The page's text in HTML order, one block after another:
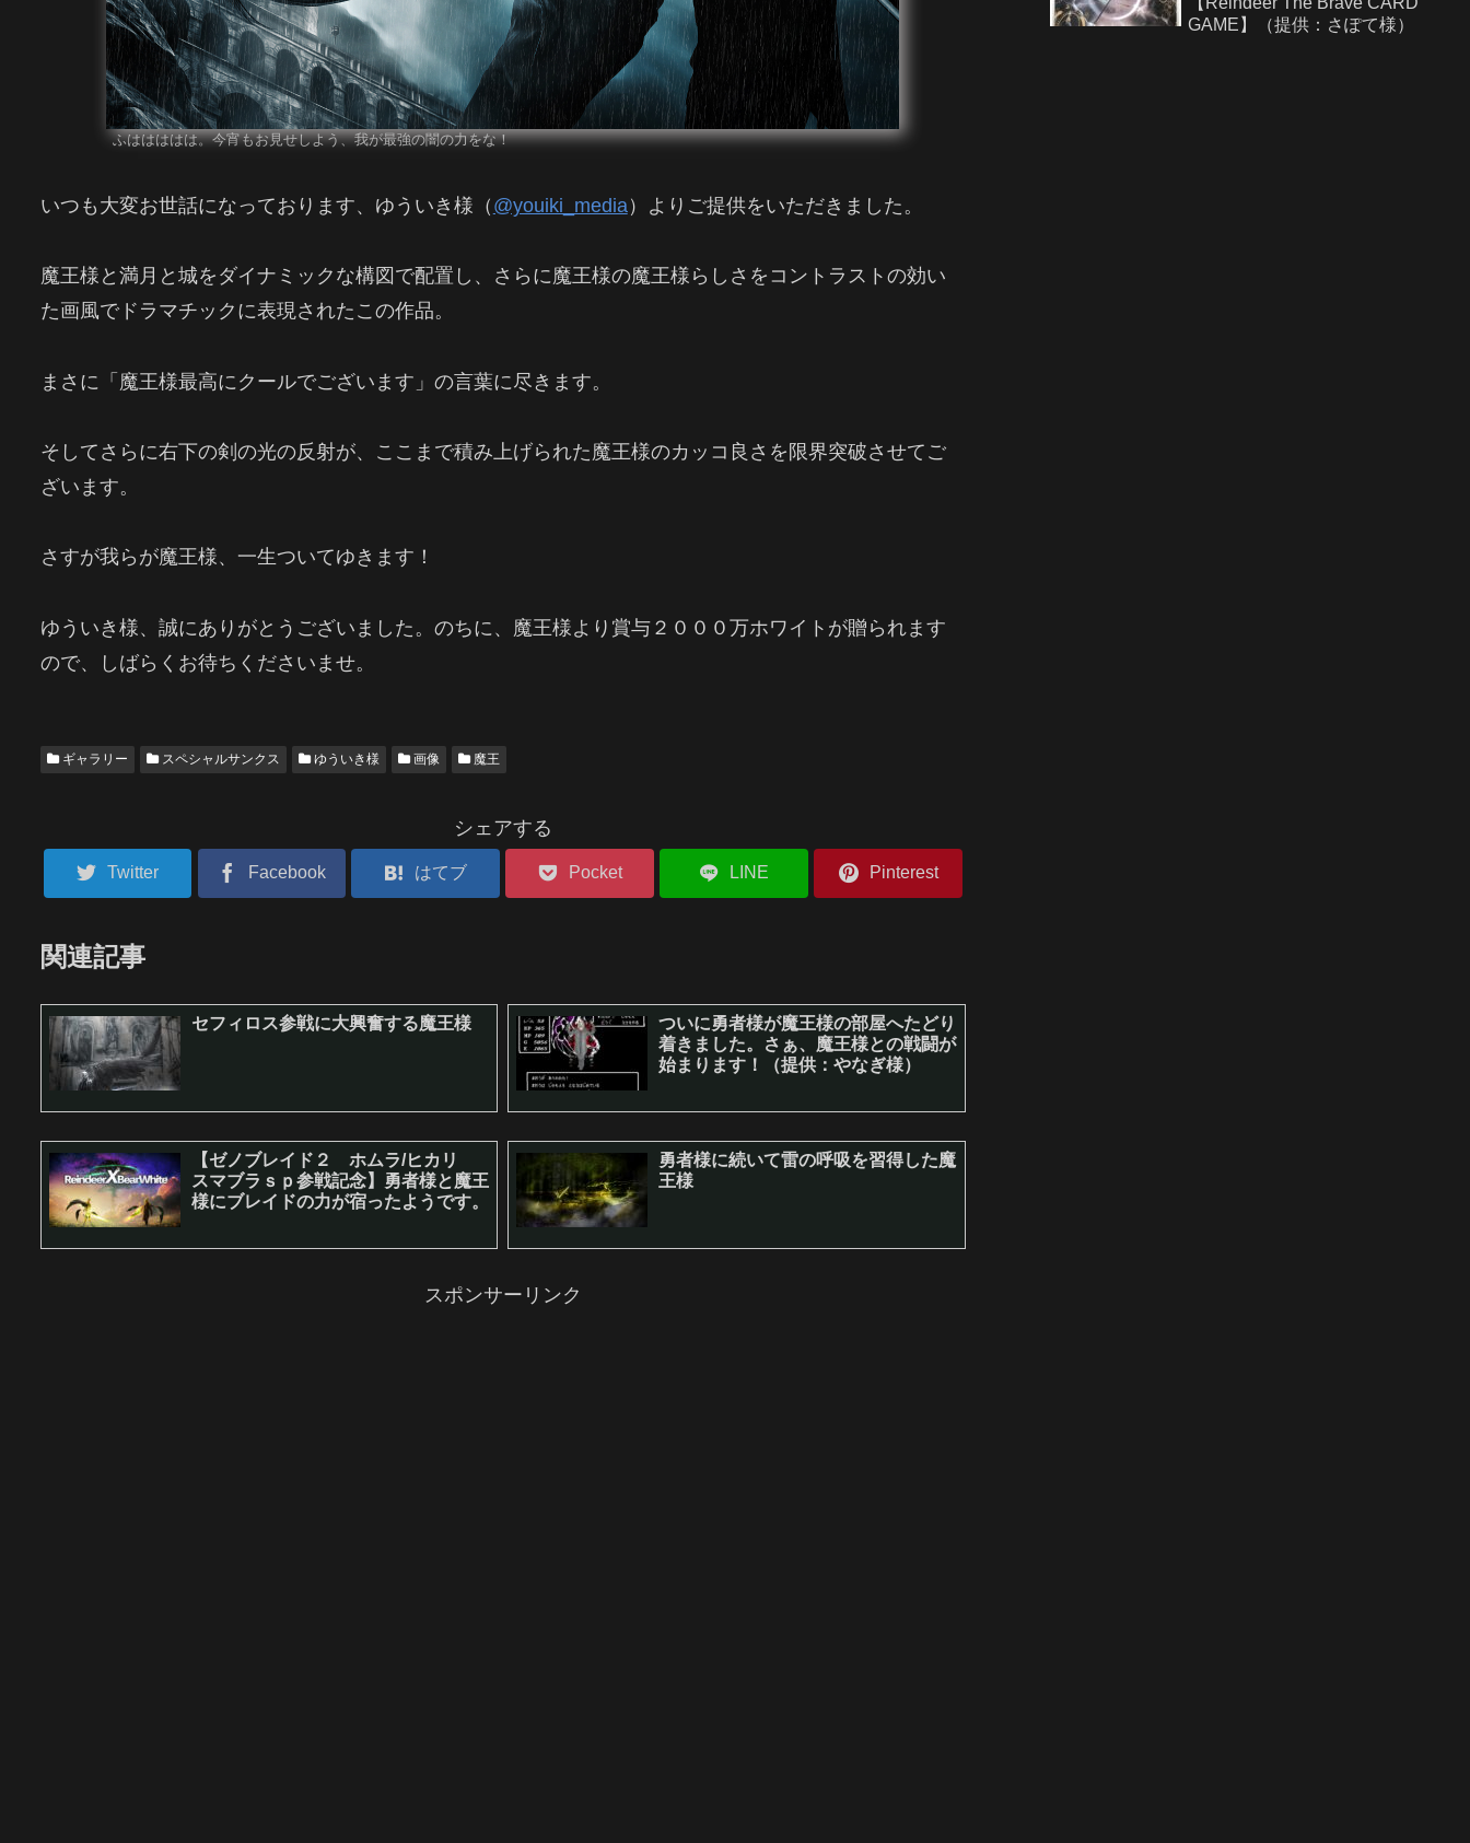
ふははははは。今宵もお見せしよう、我が最強の闇の力をな！
いつも大変お世話になっております、ゆういき様（ @youiki_media ）よりご提供をいただきました。
魔王様と満月と城をダイナミックな構図で配置し、さらに魔王様の魔王様らしさをコントラストの効い
た画風でドラマチックに表現されたこの作品。
まさに「魔王様最高にクールでございます」の言葉に尽きます。
そしてさらに右下の剣の光の反射が、ここまで積み上げられた魔王様のカッコ良さを限界突破させてご
ざいます。
さすが我らが魔王様、一生ついてゆきます！
ゆういき様、誠にありがとうございました。のちに、魔王様より賞与２０００万ホワイトが贈られます
ので、しばらくお待ちくださいませ。
ギャラリー スペシャルサンクス ゆういき様 画像 魔王
シェアする
Twitter Facebook はてブ Pocket LINE Pinterest
関連記事
セフィロス参戦に大興奮する魔王様
ついに勇者様が魔王様の部屋へたどり
着きました。さぁ、魔王様との戦闘が
始まります！（提供：やなぎ様）
【ゼノブレイド２ ホムラ/ヒカリ
スマブラｓｐ参戦記念】勇者様と魔王
様にブレイドの力が宿ったようです。
勇者様に続いて雷の呼吸を習得した魔
王様
スポンサーリンク
GAME】（提供：さぽて様）